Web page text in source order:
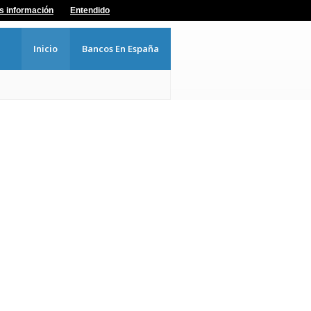
Inicio Bancos En España
información Entendido